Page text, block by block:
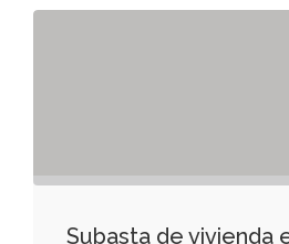
Subasta de vivienda